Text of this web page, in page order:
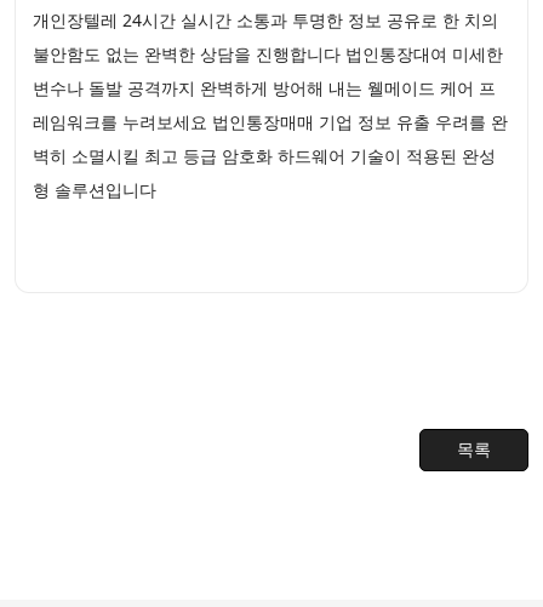
개인장텔레 24시간 실시간 소통과 투명한 정보 공유로 한 치의
불안함도 없는 완벽한 상담을 진행합니다 법인통장대여 미세한
변수나 돌발 공격까지 완벽하게 방어해 내는 웰메이드 케어 프
레임워크를 누려보세요 법인통장매매 기업 정보 유출 우려를 완
벽히 소멸시킬 최고 등급 암호화 하드웨어 기술이 적용된 완성
형 솔루션입니다
목록